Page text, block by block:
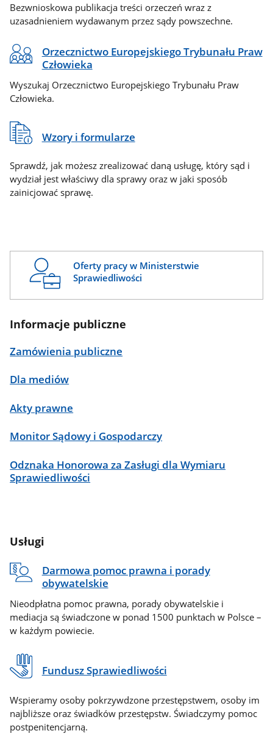
Bezwnioskowa publikacja treści orzeczeń wraz z
uzasadnieniem wydawanym przez sądy powszechne.
Orzecznictwo Europejskiego Trybunału Praw
Człowieka
Wyszukaj Orzecznictwo Europejskiego Trybunału Praw
Człowieka.
Wzory i formularze
Sprawdź, jak możesz zrealizować daną usługę, który sąd i
wydział jest właściwy dla sprawy oraz w jaki sposób
zainicjować sprawę.
Oferty pracy w Ministerstwie
Sprawiedliwości
Informacje publiczne
Zamówienia publiczne
Dla mediów
Akty prawne
Monitor Sądowy i Gospodarczy
Odznaka Honorowa za Zasługi dla Wymiaru
Sprawiedliwości
Usługi
Darmowa pomoc prawna i porady
obywatelskie
Nieodpłatna pomoc prawna, porady obywatelskie i
mediacja są świadczone w ponad 1500 punktach w Polsce –
w każdym powiecie.
Fundusz Sprawiedliwości
Wspieramy osoby pokrzywdzone przestępstwem, osoby im
najbliższe oraz świadków przestępstw. Świadczymy pomoc
postpenitencjarną.